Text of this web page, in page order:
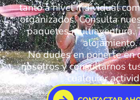
tanto a nivel individual
organizados. Consulta
paquetes multiaventura.
alojamiento.
No dudes en ponerte en
nosotros y consultarnos
cualquier